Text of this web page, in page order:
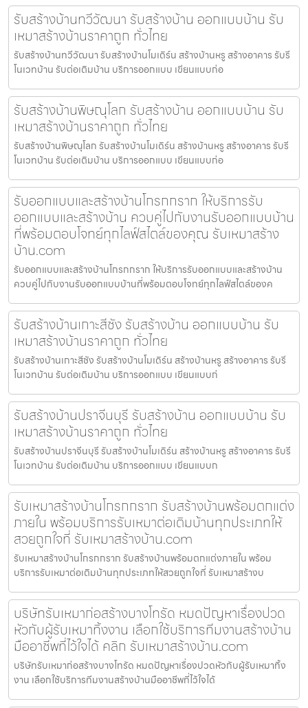
รับสร้างบ้านทวีวัฒนา รับสร้างบ้าน ออกแบบบ้าน รับ
เหมาสร้างบ้านราคาถูก ทั่วไทย
รับสร้างบ้านทวีวัฒนา รับสร้างบ้านโมเดิร์น สร้างบ้านหรู สร้างอาคาร รับรี
โนเวทบ้าน รับต่อเติมบ้าน บริการออกแบบ เขียนแบบก่อ
รับสร้างบ้านพิษณุโลก รับสร้างบ้าน ออกแบบบ้าน รับ
เหมาสร้างบ้านราคาถูก ทั่วไทย
รับสร้างบ้านพิษณุโลก รับสร้างบ้านโมเดิร์น สร้างบ้านหรู สร้างอาคาร รับรี
โนเวทบ้าน รับต่อเติมบ้าน บริการออกแบบ เขียนแบบก่อ
รับออกแบบและสร้างบ้านโกรกกราก ให้บริการรับ
ออกแบบและสร้างบ้าน ควบคู่ไปกับงานรับออกแบบบ้าน
ที่พร้อมตอบโจทย์ทุกไลฟ์สไตล์ของคุณ รับเหมาสร้าง
บ้าน.com
รับออกแบบและสร้างบ้านโกรกกราก ให้บริการรับออกแบบและสร้างบ้าน
ควบคู่ไปกับงานรับออกแบบบ้านที่พร้อมตอบโจทย์ทุกไลฟ์สไตล์ของค
รับสร้างบ้านเกาะสีชัง รับสร้างบ้าน ออกแบบบ้าน รับ
เหมาสร้างบ้านราคาถูก ทั่วไทย
รับสร้างบ้านเกาะสีชัง รับสร้างบ้านโมเดิร์น สร้างบ้านหรู สร้างอาคาร รับรี
โนเวทบ้าน รับต่อเติมบ้าน บริการออกแบบ เขียนแบบก่
รับสร้างบ้านปราจีนบุรี รับสร้างบ้าน ออกแบบบ้าน รับ
เหมาสร้างบ้านราคาถูก ทั่วไทย
รับสร้างบ้านปราจีนบุรี รับสร้างบ้านโมเดิร์น สร้างบ้านหรู สร้างอาคาร รับรี
โนเวทบ้าน รับต่อเติมบ้าน บริการออกแบบ เขียนแบบก
รับเหมาสร้างบ้านโกรกกราก รับสร้างบ้านพร้อมตกแต่ง
ภายใน พร้อมบริการรับเหมาต่อเติมบ้านทุกประเภทให้
สวยถูกใจที่ รับเหมาสร้างบ้าน.com
รับเหมาสร้างบ้านโกรกกราก รับสร้างบ้านพร้อมตกแต่งภายใน พร้อม
บริการรับเหมาต่อเติมบ้านทุกประเภทให้สวยถูกใจที่ รับเหมาสร้างบ
บริษัทรับเหมาก่อสร้างบางโทรัด หมดปัญหาเรื่องปวด
หัวกับผู้รับเหมาทิ้งงาน เลือกใช้บริการทีมงานสร้างบ้าน
มืออาชีพที่ไว้ใจได้ คลิก รับเหมาสร้างบ้าน.com
บริษัทรับเหมาก่อสร้างบางโทรัด หมดปัญหาเรื่องปวดหัวกับผู้รับเหมาทิ้ง
งาน เลือกใช้บริการทีมงานสร้างบ้านมืออาชีพที่ไว้ใจได้